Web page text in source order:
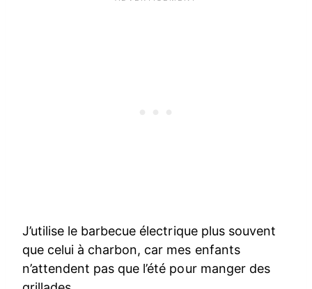
J’utilise le barbecue électrique plus souvent
que celui à charbon, car mes enfants
n’attendent pas que l’été pour manger des